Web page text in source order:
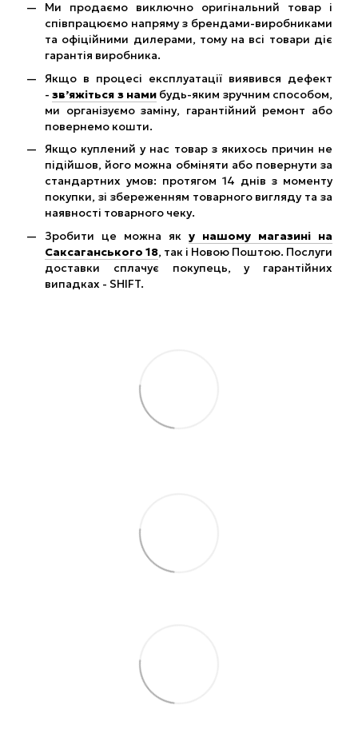
Ми продаємо виключно оригінальний товар і
співпрацюємо напряму з брендами-виробниками
та офіційними дилерами, тому на всі товари діє
гарантія виробника.
Якщо в процесі експлуатації виявився дефект
-зв’яжіться з нами будь-яким зручним способом,
ми організуємо заміну, гарантійний ремонт або
повернемо кошти.
Якщо куплений у нас товар з якихось причин не
підійшов, його можна обміняти або повернути за
стандартних умов: протягом 14 днів з моменту
покупки, зі збереженням товарного вигляду та за
наявності товарного чеку.
Зробити це можна як у нашому магазині на
Саксаганського 18, так і Новою Поштою. Послуги
доставки сплачує покупець, у гарантійних
випадках - SHIFT.